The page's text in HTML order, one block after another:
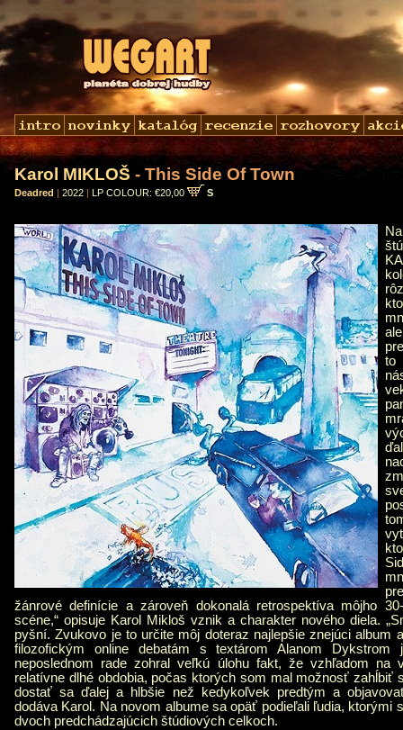
Karol MIKLOŠ - This Side Of Town
Deadred | 2022 | LP COLOUR: €20,00 S
žánrové definície a zároveň dokonalá retrospektíva môjho
scéne,“ opisuje Karol Mikloš vznik a charakter nového diela.
pyšní. Zvukovo je to určite môj doteraz najlepšie znejúci album
filozofickým online debatám s textárom Alanom
neposlednom rade zohral veľkú úlohu fakt, že vzhľadom na
relatívne dlhé obdobia, počas ktorých som mal možnosť zahĺbiť
dostať sa ďalej a hlbšie než kedykoľvek predtým a
dodáva Karol. Na novom albume sa opäť podieľali ľudia, ktorými
dvoch predchádzajúcich štúdiových celkoch.